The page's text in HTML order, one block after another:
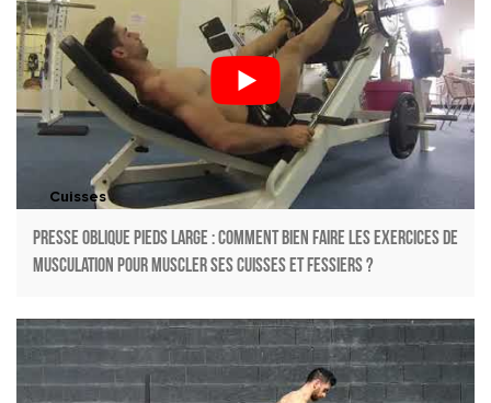
Cuisses
Presse oblique pieds large : Comment bien faire les exercices de
musculation pour muscler ses cuisses et fessiers ?